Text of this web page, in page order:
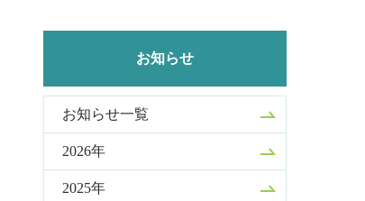
お知らせ
お知らせ一覧
2026年
2025年